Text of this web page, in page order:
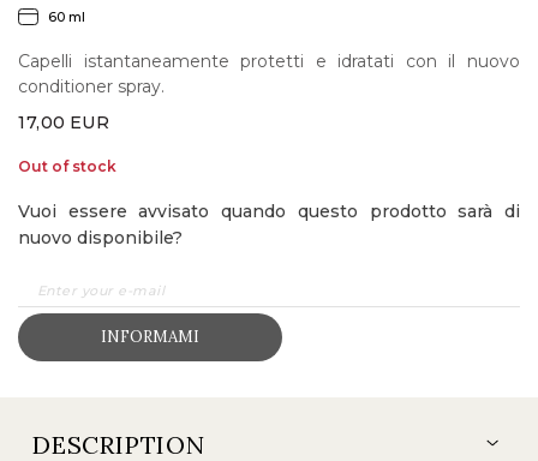
60 ml
Capelli istantaneamente protetti e idratati con il nuovo
conditioner spray.
17,00 EUR
Out of stock
Vuoi essere avvisato quando questo prodotto sarà di
nuovo disponibile?
INFORMAMI
DESCRIPTION